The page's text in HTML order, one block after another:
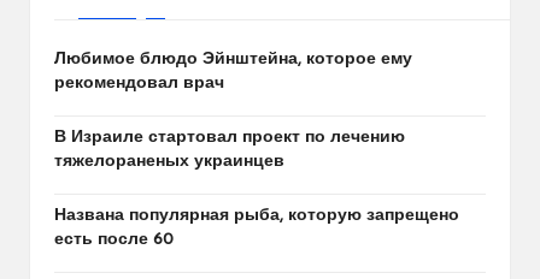
Любимое блюдо Эйнштейна, которое ему
рекомендовал врач
В Израиле стартовал проект по лечению
тяжелораненых украинцев
Названа популярная рыба, которую запрещено
есть после 60